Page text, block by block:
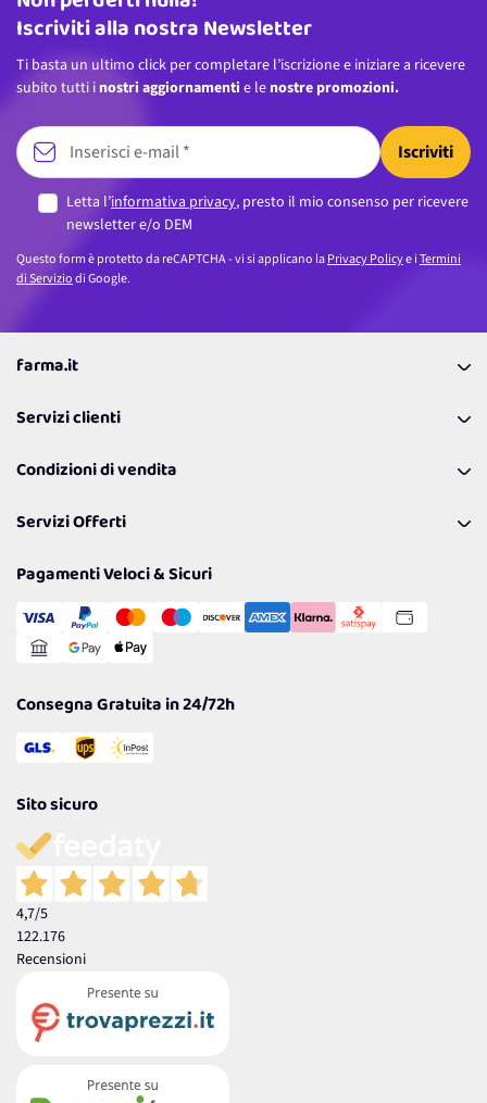
Iscriviti alla nostra Newsletter
Ti basta un ultimo click per completare l’iscrizione e iniziare a ricevere
subito tutti i nostri aggiornamenti e le nostre promozioni.
Iscriviti
Letta l’informativa privacy, presto il mio consenso per ricevere
newsletter e/o DEM
Questo form è protetto da reCAPTCHA - vi si applicano laPrivacy Policye iTermini
di Serviziodi Google.
farma.it
Coupon
Lavora con noi
Politiche per la parità di genere
Servizi clienti
Richiamami
Resi
Condizioni di vendita
Spedizioni
Cookie Policy
Gestisci Cookie
Servizi Offerti
Reso Facile e Veloce
Pagamenti Veloci & Sicuri
Consegna Gratuita in 24/72h
Sito sicuro
4,7/5
122.176
Recensioni